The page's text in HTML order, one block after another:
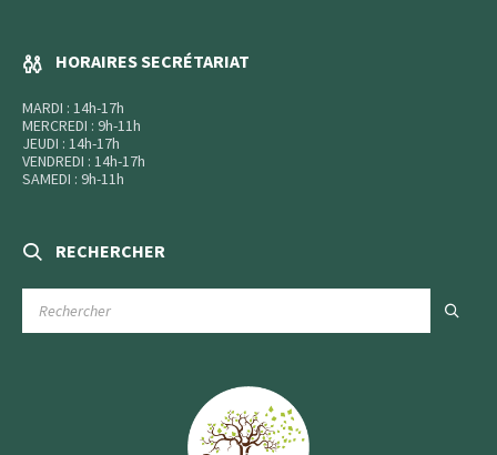
HORAIRES SECRÉTARIAT
MARDI : 14h-17h
MERCREDI : 9h-11h
JEUDI : 14h-17h
VENDREDI : 14h-17h
SAMEDI : 9h-11h
RECHERCHER